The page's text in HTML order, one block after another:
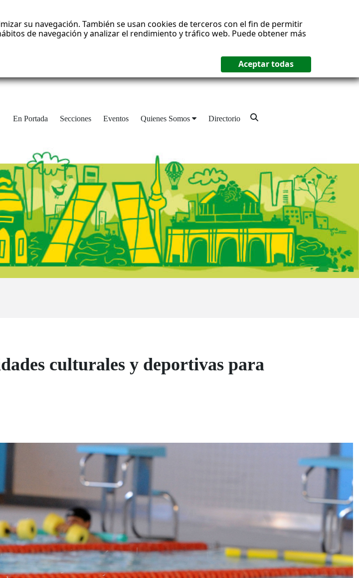
su navegación. También se usan cookies de terceros con el fin de permitir
de navegación y analizar el rendimiento y tráfico web. Puede obtener más
En Portada Secciones Eventos Quienes Somos Directorio
culturales y deportivas para